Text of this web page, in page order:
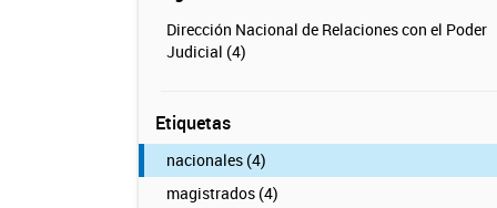
Dirección Nacional de Relaciones con el Poder
Judicial (4)
Etiquetas
nacionales (4)
magistrados (4)